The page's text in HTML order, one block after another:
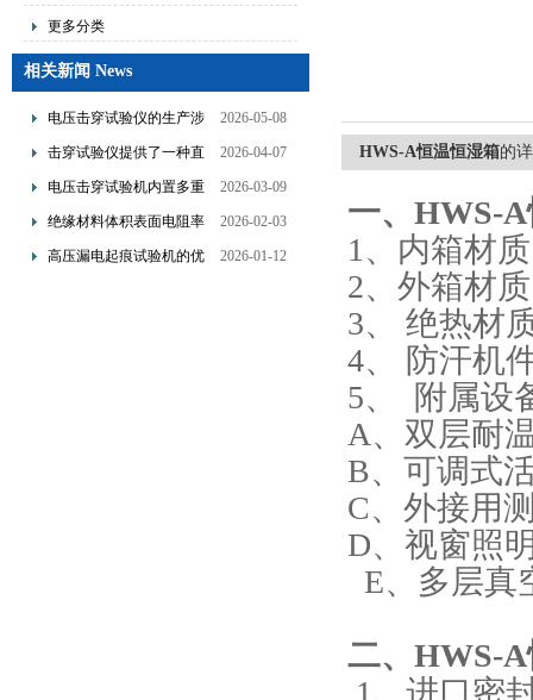
更多分类
相关新闻 News
电压击穿试验仪的生产涉
及了多个技术领域的整合
2026-05-08
击穿试验仪提供了一种直
观且量化的评估手段
2026-04-07
电压击穿试验机内置多重
保护机制可避免操作风险
2026-03-09
绝缘材料体积表面电阻率
测试仪是基于欧姆定律设
2026-02-03
高压漏电起痕试验机的优
2026-01-12
HWS-A恒温恒湿箱的
一、 HWS-
1、内箱材
2、外箱材
3、 绝热材
4、 防汗机
5、 附属设
A、双层耐
B、可调式
C、外接用
D、视窗照
E、多层真
二、 HWS-
1、进口密